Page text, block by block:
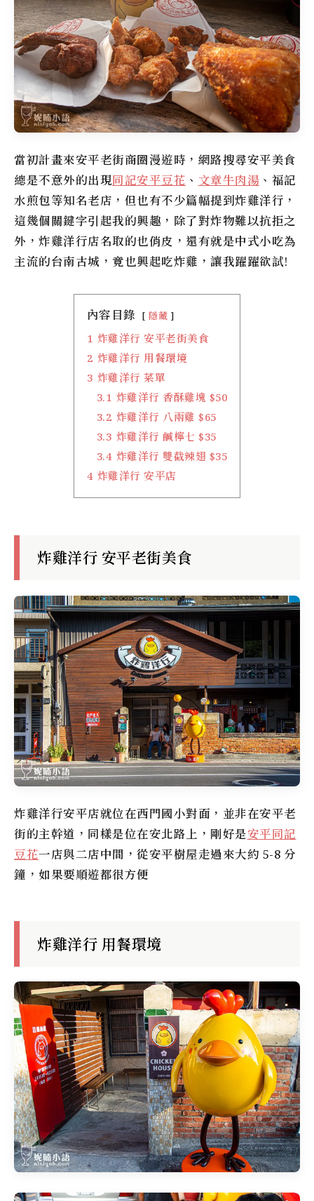
當初計畫來安平老街商圈漫遊時，網路搜尋安平美食
總是不意外的出現同記安平豆花 、 文章牛肉湯 、福記
水煎包等知名老店，但也有不少篇幅提到炸雞洋行 ，
這幾個關鍵字引起我的興趣，除了對炸物難以抗拒之
外， 炸雞洋行店名取的也俏皮，還有就是中式小吃為
主流的台南古城，竟也興起吃炸雞，讓我躍躍欲試!
內容目錄 隱藏
1 炸雞洋行 安平老街美食
2 炸雞洋行 用餐環境
3 炸雞洋行 菜單
3.1 炸雞洋行 香酥雞塊 $50
3.2 炸雞洋行 八兩雞 $65
3.3 炸雞洋行 鹹檸七 $35
3.4 炸雞洋行 雙截辣翅 $35
4 炸雞洋行 安平店
炸雞洋行 安平老街美食
炸雞洋行安平店就位在西門國小對面，並非在安平老
街的主幹道，同樣是位在安北路上，剛好是安平同記
豆花一店與二店中間，從安平樹屋走過來大約 5-8 分
鐘，如果要順遊都很方便
炸雞洋行 用餐環境